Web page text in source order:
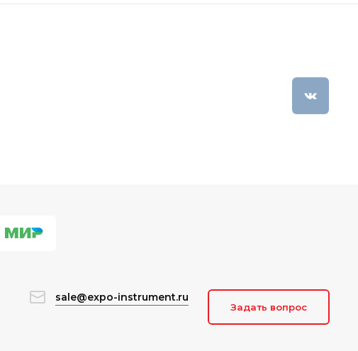
sale@expo-instrument.ru
Задать вопрос